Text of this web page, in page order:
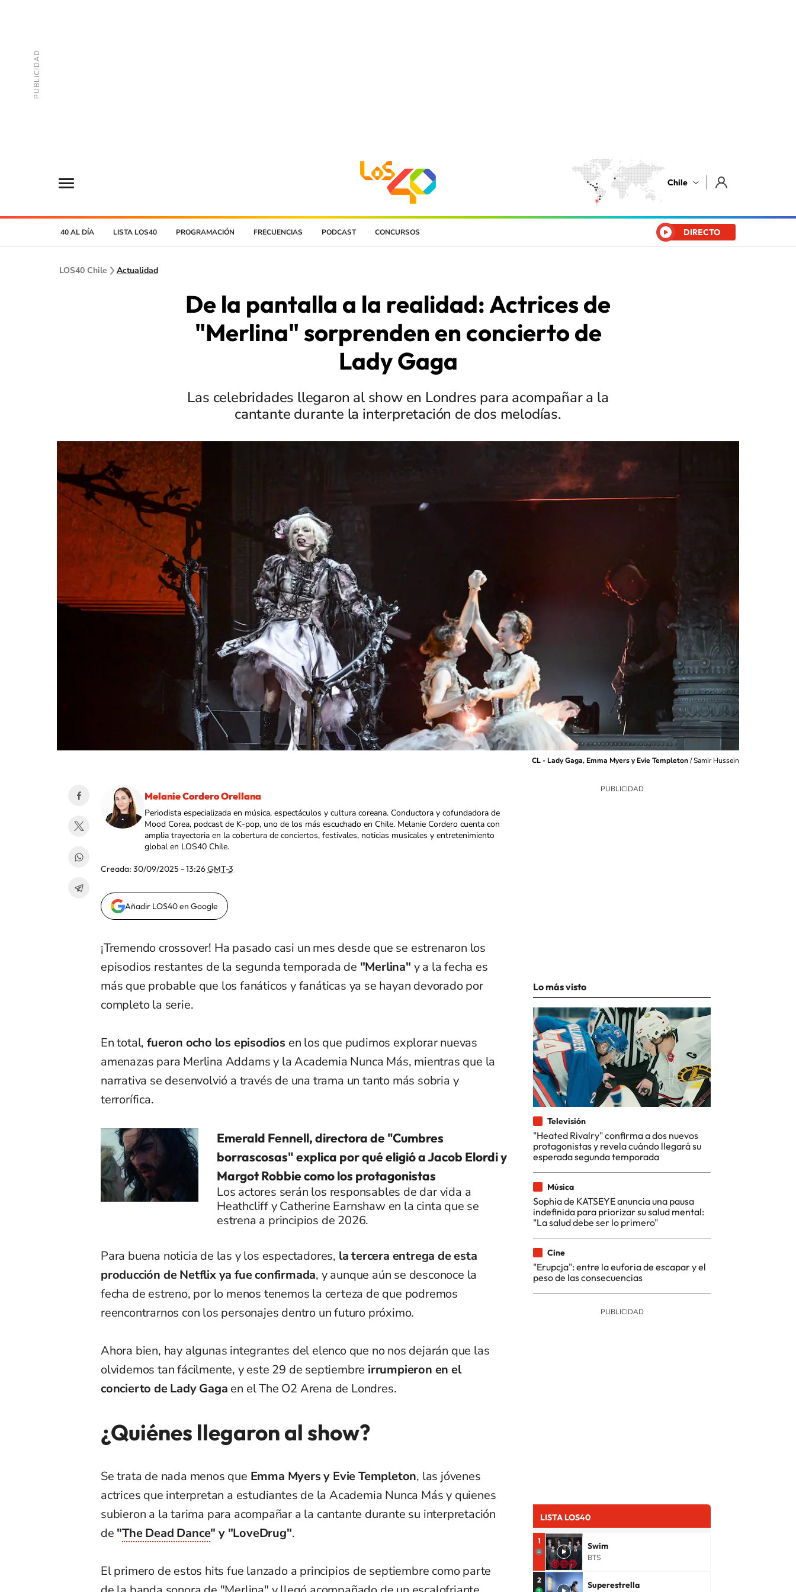
Chile
40 AL DÍA LISTA LOS40 PROGRAMACIÓN FRECUENCIAS PODCAST CONCURSOS DIRECTO
LOS40 Chile Actualidad
De la pantalla a la realidad: Actrices de
"Merlina" sorprenden en concierto de
Lady Gaga
Las celebridades llegaron al show en Londres para acompañar a la
cantante durante la interpretación de dos melodías.
CL - Lady Gaga, Emma Myers y Evie Templeton/Samir Hussein
Melanie Cordero Orellana
Periodista especializada en música, espectáculos y cultura coreana. Conductora y cofundadora de
Mood Corea, podcast de K-pop, uno de los más escuchado en Chile. Melanie Cordero cuenta con
amplia trayectoria en la cobertura de conciertos, festivales, noticias musicales y entretenimiento
global en LOS40 Chile.
Creada: 30/09/2025 - 13:26GMT-3
Añadir LOS40 en Google
¡Tremendo crossover! Ha pasado casi un mes desde que se estrenaron los
episodios restantes de la segunda temporada de "Merlina" y a la fecha es
más que probable que los fanáticos y fanáticas ya se hayan devorado por
completo la serie.
En total, fueron ocho los episodios en los que pudimos explorar nuevas
amenazas para Merlina Addams y la Academia Nunca Más, mientras que la
narrativa se desenvolvió a través de una trama un tanto más sobria y
terrorífica.
Emerald Fennell, directora de "Cumbres
borrascosas" explica por qué eligió a Jacob Elordi y
Margot Robbie como los protagonistas
Los actores serán los responsables de dar vida a
Heathcliff y Catherine Earnshaw en la cinta que se
estrena a principios de 2026.
Para buena noticia de las y los espectadores, la tercera entrega de esta
producción de Netflix ya fue confirmada, y aunque aún se desconoce la
fecha de estreno, por lo menos tenemos la certeza de que podremos
reencontrarnos con los personajes dentro un futuro próximo.
Ahora bien, hay algunas integrantes del elenco que no nos dejarán que las
olvidemos tan fácilmente, y este 29 de septiembre irrumpieron en el
concierto de Lady Gaga en el The O2 Arena de Londres.
¿Quiénes llegaron al show?
Se trata de nada menos que Emma Myers y Evie Templeton, las jóvenes
actrices que interpretan a estudiantes de la Academia Nunca Más y quienes
subieron a la tarima para acompañar a la cantante durante su interpretación
de "The Dead Dance" y "LoveDrug".
El primero de estos hits fue lanzado a principios de septiembre como parte
Lo más visto
Televisión
"Heated Rivalry" confirma a dos nuevos
protagonistas y revela cuándo llegará su
esperada segunda temporada
Música
Sophia de KATSEYE anuncia una pausa
indefinida para priorizar su salud mental:
"La salud debe ser lo primero"
Cine
"Erupcja": entre la euforia de escapar y el
peso de las consecuencias
LISTA LOS40
1 Swim
BTS
2 Superestrella